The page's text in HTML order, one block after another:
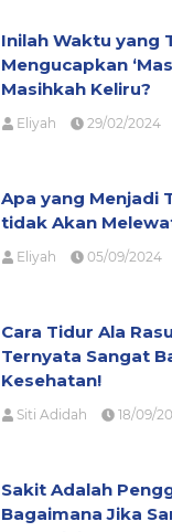
Inilah Waktu yang
Mengucapkan
Masihkah Keliru?
Eliyah 29/02/2024
Apa yang Menjadi
tidak Akan
Eliyah 05/09/2024
Cara Tidur Ala
Ternyata Sangat
Kesehatan!
Siti Adidah 18/09/
Sakit Adalah
Bagaimana Jika